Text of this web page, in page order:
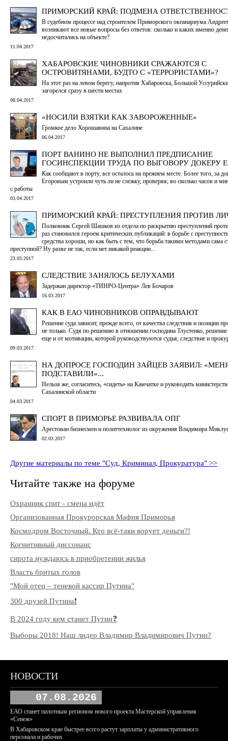
ПРИМОРСКИЙ КРАЙ: ПОДМЕНА
В судебном процессе над строителем Приморского океанариума
возникают все новые вопросы без ответов: сколько и каких именно
недосчитались на объекте?
11.04.2017
ХАБАРОВСКИЕ ЧИНОВНИКИ СРАЖАЮТСЯ С
ОСТРОВИТЯНАМИ, БУДТО С «ТЕРРОРИСТАМИ»?
На этот раз на левом берегу, напротив Хабаровска, Большой
загорелся сразу в шести местах
08.04.2017
«НОСИЛИ ВЗЯТКИ КАК ЗАВОРОЖЕННЫЕ»
Громкое дело Хорошавина на Сахалине
06.04.2017
ПОРТ ВАНИНО НЕ ВЫПОЛНИЛ ПРЕДПИСАНИЕ
ГОСИНСПЕКЦИИ ТРУДА ПО ВЫГОВОРУ ДОКЕРУ
Как сообщают в порту, все осталось на прежнем месте. Более того, за
Егоровым устроили чуть ли не слежку, проверяя, во сколько часов и
с работы
03.04.2017
ПРИМОРСКИЙ КРАЙ: ПРЕСТУПЛЕНИЯ ПРОТИВ
Полковник Сергей Шашков из отдела по раскрытию преступлений
раз становился героем критических публикаций: в борьбе с
средства хороши, но как быть с тем, что борьба такими методами сама
преступной? Ну разве не так, если нет никакой реакции...
23.03.2017
СЛЕДСТВИЕ ЗАНЯЛОСЬ БЕЛУХАМИ
Задержан директор «ТИНРО-Центра» Лев Бочаров
16.03.2017
КАК В ЕАО ЧИНОВНИКОВ ОПРАВДЫВАЮТ
Решение суда зависит, прежде всего, от качества следствия и позиции
не только. Судя по решению в отношении господина Тлустенко, решение
еще и от мотивации, которой руководствуются судья, следствие и
09.03.2017
НА ДОПРОСЕ ГОСПОДИН ЗАЙЦЕВ ЗАЯВИЛ:
ПОДСТАВИЛИ»...
Нельзя же, согласитесь, «сидеть» на Камчатке и руководить
Сахалинской области
04.03.2017
СПОРТ В ПРИМОРЬЕ РАЗВИВАЛА ОПГ
Арестован бизнесмен и политтехнолог из окружения Владимира
02.03.2017
Другие материалы по теме "Суд, Криминал, Прокуратура" >>
Читайте также на форуме
Охранник спит - смена идёт
Организованная Прокурорская Мафия Приморья
Космодром Восточный. Кто всё-таки ворует деньги?!
Когнитивный диссонанс
сирота нуждаюсь в приобретении жилья
Власть бритых голов
"Мой отец – теневой кассир Путина"
300 друзей Путина❗️
В 2024 году кем станет Путин❓
Выборы 2018! Наш лидер Владимир Владимирович Путин?
НОВОСТИ
07.08.2026
ЕАО станет пилотным регионом нового проекта Мастерской управления
«Сенеж»
В Хабаровском крае быстрее всего растут зарплаты у административного
персонала и рабочих